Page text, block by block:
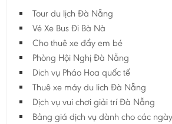
Tour du lịch Đà Nẵng
Vé Xe Bus Đi Bà Nà
Cho thuê xe đẩy em bé
Phòng Hội Nghị Đà Nẵng
Dich vụ Pháo Hoa quốc tế
Thuê xe máy du lich Đà Nẵng
Dịch vụ vui chơi giải trí Đà Nẵng
Bảng giá dịch vụ dành cho các